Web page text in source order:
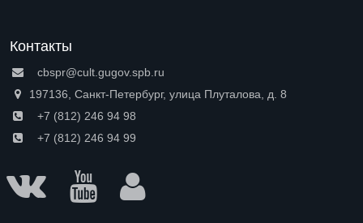
Контакты
cbspr@cult.gugov.spb.ru
197136, Санкт-Петербург, улица Плуталова, д. 8
+7 (812) 246 94 98
+7 (812) 246 94 99